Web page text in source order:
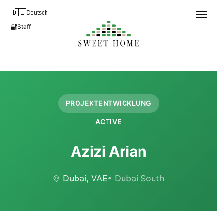
🇩🇪Deutsch
🔐Staff
PROJEKTENTWICKLUNG
ACTIVE
Azizi Arian
Dubai, VAE• Dubai South